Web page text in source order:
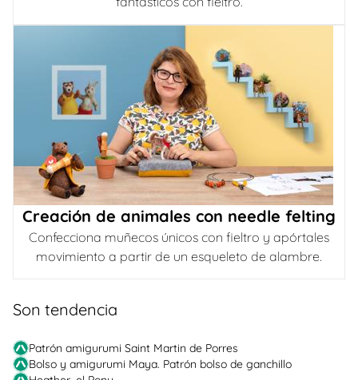
Creación de animales con needle felting
Confecciona muñecos únicos con fieltro y apórtales
movimiento a partir de un esqueleto de alambre.
Son tendencia
Patrón amigurumi Saint Martin de Porres
Bolso y amigurumi Maya. Patrón bolso de ganchillo